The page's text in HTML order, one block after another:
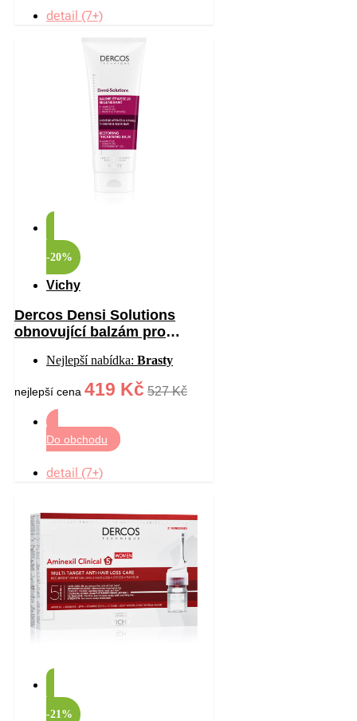
detail (7+)
-20%
Vichy
Dercos Densi Solutions
obnovující balzám pro
Nejlepší nabídka: Brasty
nejlepší cena 419 Kč 527 Kč
Do obchodu
detail (7+)
-21%